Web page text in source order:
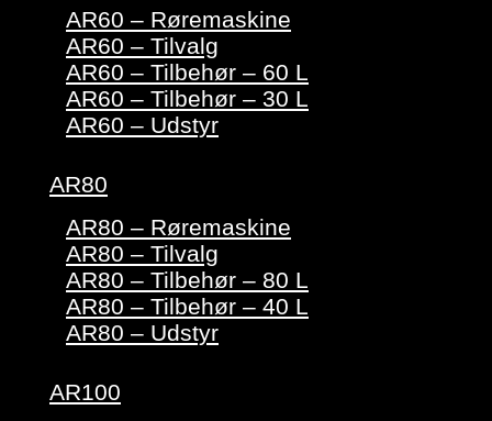
AR60 – Røremaskine
AR60 – Tilvalg
AR60 – Tilbehør – 60 L
AR60 – Tilbehør – 30 L
AR60 – Udstyr
AR80
AR80 – Røremaskine
AR80 – Tilvalg
AR80 – Tilbehør – 80 L
AR80 – Tilbehør – 40 L
AR80 – Udstyr
AR100